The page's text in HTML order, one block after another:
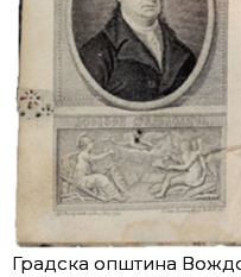
Градска општина